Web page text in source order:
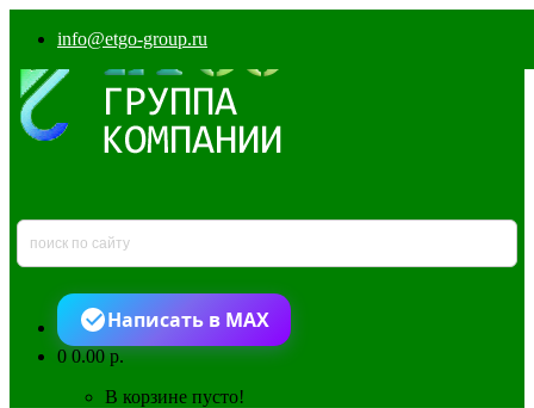
info@etgo-group.ru
Написать в MAX
00.00 р.
В корзине пусто!